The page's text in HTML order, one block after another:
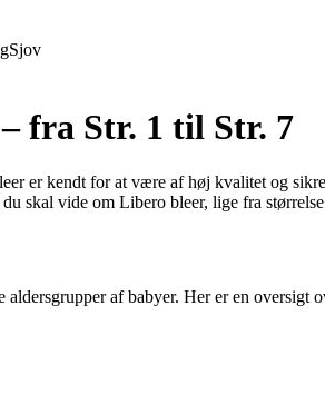
Sjov
fra Str. 1 til Str. 7
er kendt for at være af høj kvalitet og
skal vide om Libero bleer, lige fra
af babyer. Her er en oversigt